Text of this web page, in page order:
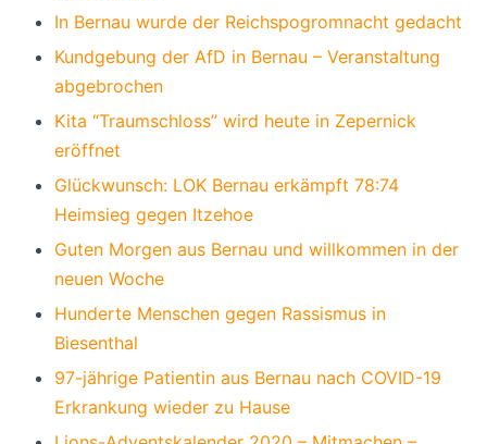
In Bernau wurde der Reichspogromnacht gedacht
Kundgebung der AfD in Bernau – Veranstaltung
abgebrochen
Kita “Traumschloss” wird heute in Zepernick
eröffnet
Glückwunsch: LOK Bernau erkämpft 78:74
Heimsieg gegen Itzehoe
Guten Morgen aus Bernau und willkommen in der
neuen Woche
Hunderte Menschen gegen Rassismus in
Biesenthal
97-jährige Patientin aus Bernau nach COVID-19
Erkrankung wieder zu Hause